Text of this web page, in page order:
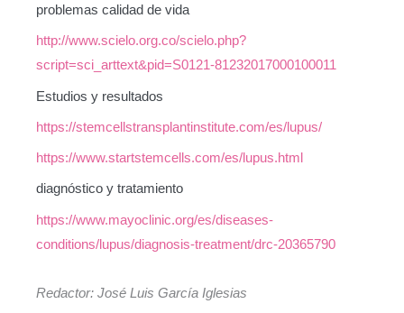
problemas calidad de vida
http://www.scielo.org.co/scielo.php?
script=sci_arttext&pid=S0121-81232017000100011
Estudios y resultados
https://stemcellstransplantinstitute.com/es/lupus/
https://www.startstemcells.com/es/lupus.html
diagnóstico y tratamiento
https://www.mayoclinic.org/es/diseases-
conditions/lupus/diagnosis-treatment/drc-20365790
Redactor: José Luis García Iglesias